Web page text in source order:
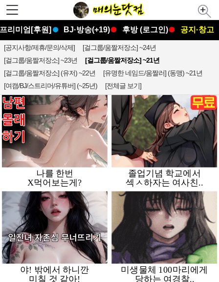
프리미엄[후원] BJ·방송(+19) 후방 (로그인) 공지·창고
[공지사항/제휴/문의/삭제]
[걸그룹/움짤저장소] ~24년
[걸그룹/움짤저장소] ~23년
[걸그룹/움짤저장소] ~21년
[걸그룹/움짤저장소] (유저) ~22년
[유명한 네임드/움짤러] (동맹) ~21년
[여캠/BJ/스트리머/유튜버] (~25년)
[전체글 보기]